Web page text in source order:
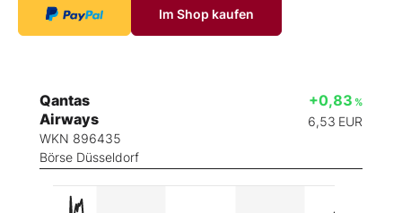
Im Shop kaufen
Qantas
Airways
WKN 896435
Börse Düsseldorf
+0,83 %
6,53 EUR